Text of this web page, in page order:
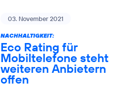
03. November 2021
NACHHALTIGKEIT:
Eco Rating für
Mobiltelefone steht
weiteren Anbietern
offen